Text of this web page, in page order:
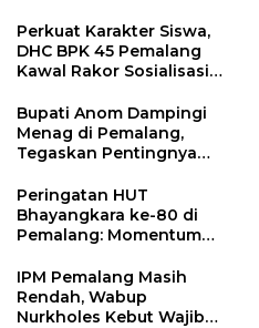
Perkuat Karakter Siswa,
DHC BPK 45 Pemalang
Kawal Rakor Sosialisasi
Petarukan
Bupati Anom Dampingi
Menag di Pemalang,
Tegaskan Pentingnya
Nikah
Peringatan HUT
Bhayangkara ke-80 di
Pemalang: Momentum
Kamtibmas
IPM Pemalang Masih
Rendah, Wabup
Nurkholes Kebut Wajib